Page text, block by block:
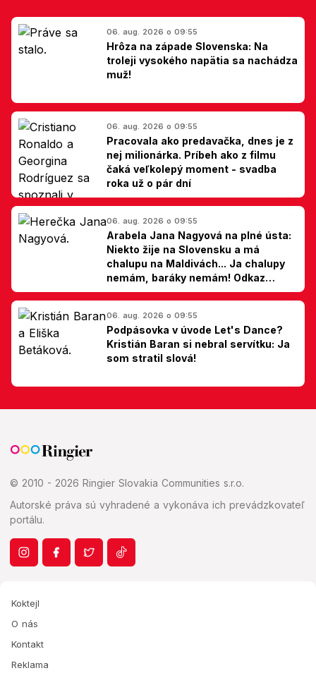
06. aug. 2026 o 09:55
Hrôza na západe Slovenska: Na
troleji vysokého napätia sa nachádza
muž!
06. aug. 2026 o 09:55
Pracovala ako predavačka, dnes je z
nej milionárka. Príbeh ako z filmu
čaká veľkolepý moment - svadba
roka už o pár dní
06. aug. 2026 o 09:55
Arabela Jana Nagyová na plné ústa:
Niekto žije na Slovensku a má
chalupu na Maldivách... Ja chalupy
nemám, baráky nemám! Odkaz
Slovákom
06. aug. 2026 o 09:55
Podpásovka v úvode Let's Dance?
Kristián Baran si nebral servítku: Ja
som stratil slová!
© 2010 - 2026 Ringier Slovakia Communities s.r.o.
Autorské práva sú vyhradené a vykonáva ich prevádzkovateľ
portálu.
Koktejl
O nás
Kontakt
Reklama